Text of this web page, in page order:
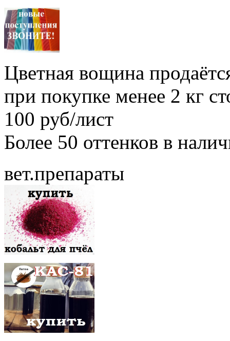
Цветная вощина
при покупке менее 2 кг
100 руб/лист
Более 50 оттенков в
вет.препараты